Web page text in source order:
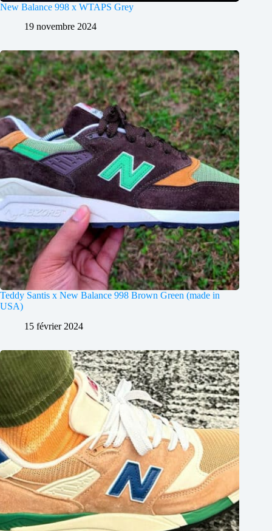
New Balance 998 x WTAPS Grey
19 novembre 2024
Teddy Santis x New Balance 998 Brown Green (made in
USA)
15 février 2024